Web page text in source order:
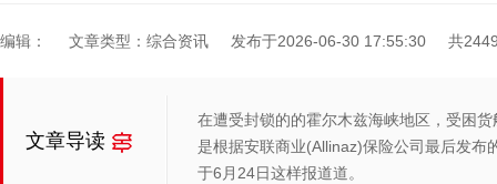
编辑： 文章类型：综合资讯 发布于2026-06-30 17:55:30 共
文章导读
在遭受封锁的的霍尔木兹海峡地区，受困
是根据安联商业(Allinaz)保险公司最后发
于6月24日这样报道道。